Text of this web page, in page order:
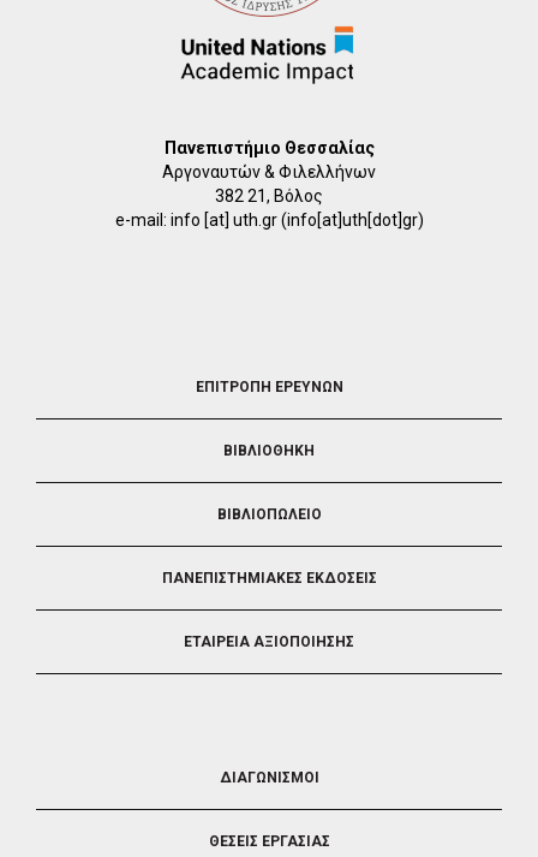
Πανεπιστήμιο Θεσσαλίας
Αργοναυτών & Φιλελλήνων
382 21, Βόλος
e-mail: info [at] uth.gr(info[at]uth[dot]gr)
ΕΠΙΤΡΟΠΗ ΕΡΕΥΝΩΝ
ΒΙΒΛΙΟΘΗΚΗ
ΒΙΒΛΙΟΠΩΛΕΙΟ
ΠΑΝΕΠΙΣΤΗΜΙΑΚΕΣ ΕΚΔΟΣΕΙΣ
ΕΤΑΙΡΕΙΑ ΑΞΙΟΠΟΙΗΣΗΣ
ΔΙΑΓΩΝΙΣΜΟΙ
ΘΕΣΕΙΣ ΕΡΓΑΣΙΑΣ